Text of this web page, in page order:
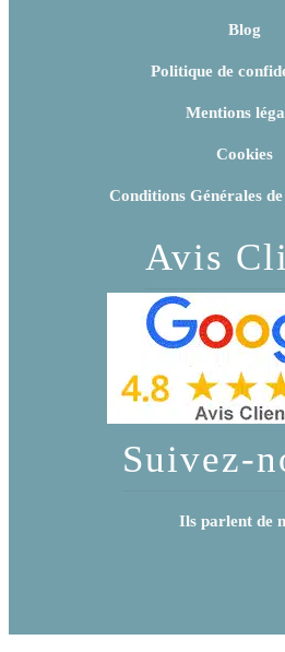
Blog
Politique de
Mentions
Cookies
Conditions Générales
Avis
Suivez-
Ils parlent de